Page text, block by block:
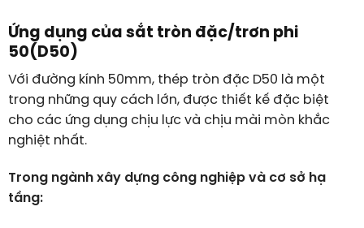
Ứng dụng của sắt tròn đặc/trơn phi
50(D50)
Với đường kính 50mm, thép tròn đặc D50 là một
trong những quy cách lớn, được thiết kế đặc biệt
cho các ứng dụng chịu lực và chịu mài mòn khắc
nghiệt nhất.
Trong ngành xây dựng công nghiệp và cơ sở hạ
tầng: